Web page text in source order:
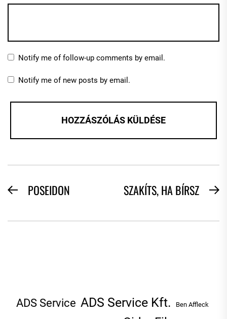
Notify me of follow-up comments by email.
Notify me of new posts by email.
BEJEGYZÉS
PreviousPOSEIDON SZAKÍTS, HA BÍRSZ
ADS Service ADS Service Kft. Ben Affleck